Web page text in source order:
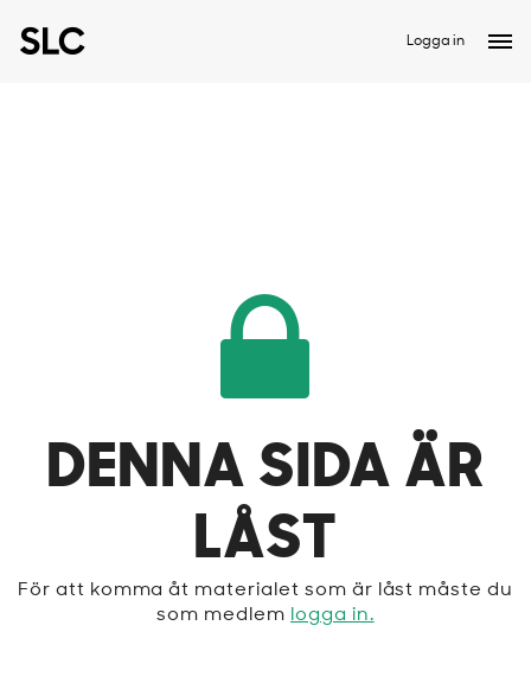
Logga in
DENNA SIDA ÄR
LÅST
För att komma åt materialet som är låst måste du
som medlem logga in.